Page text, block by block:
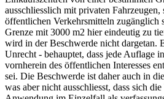
ausschliesslich mit privaten Fahrzeugen,
öffentlichen Verkehrsmitteln zugänglich
Grenze mit 3000 m2 hier eindeutig zu
wird in der Beschwerde nicht dargetan.
Unrecht - behauptet, dass jede Auflage
vornherein des öffentlichen Interesses
sei. Die Beschwerde ist daher auch in
was aber nicht ausschliesst, dass sich